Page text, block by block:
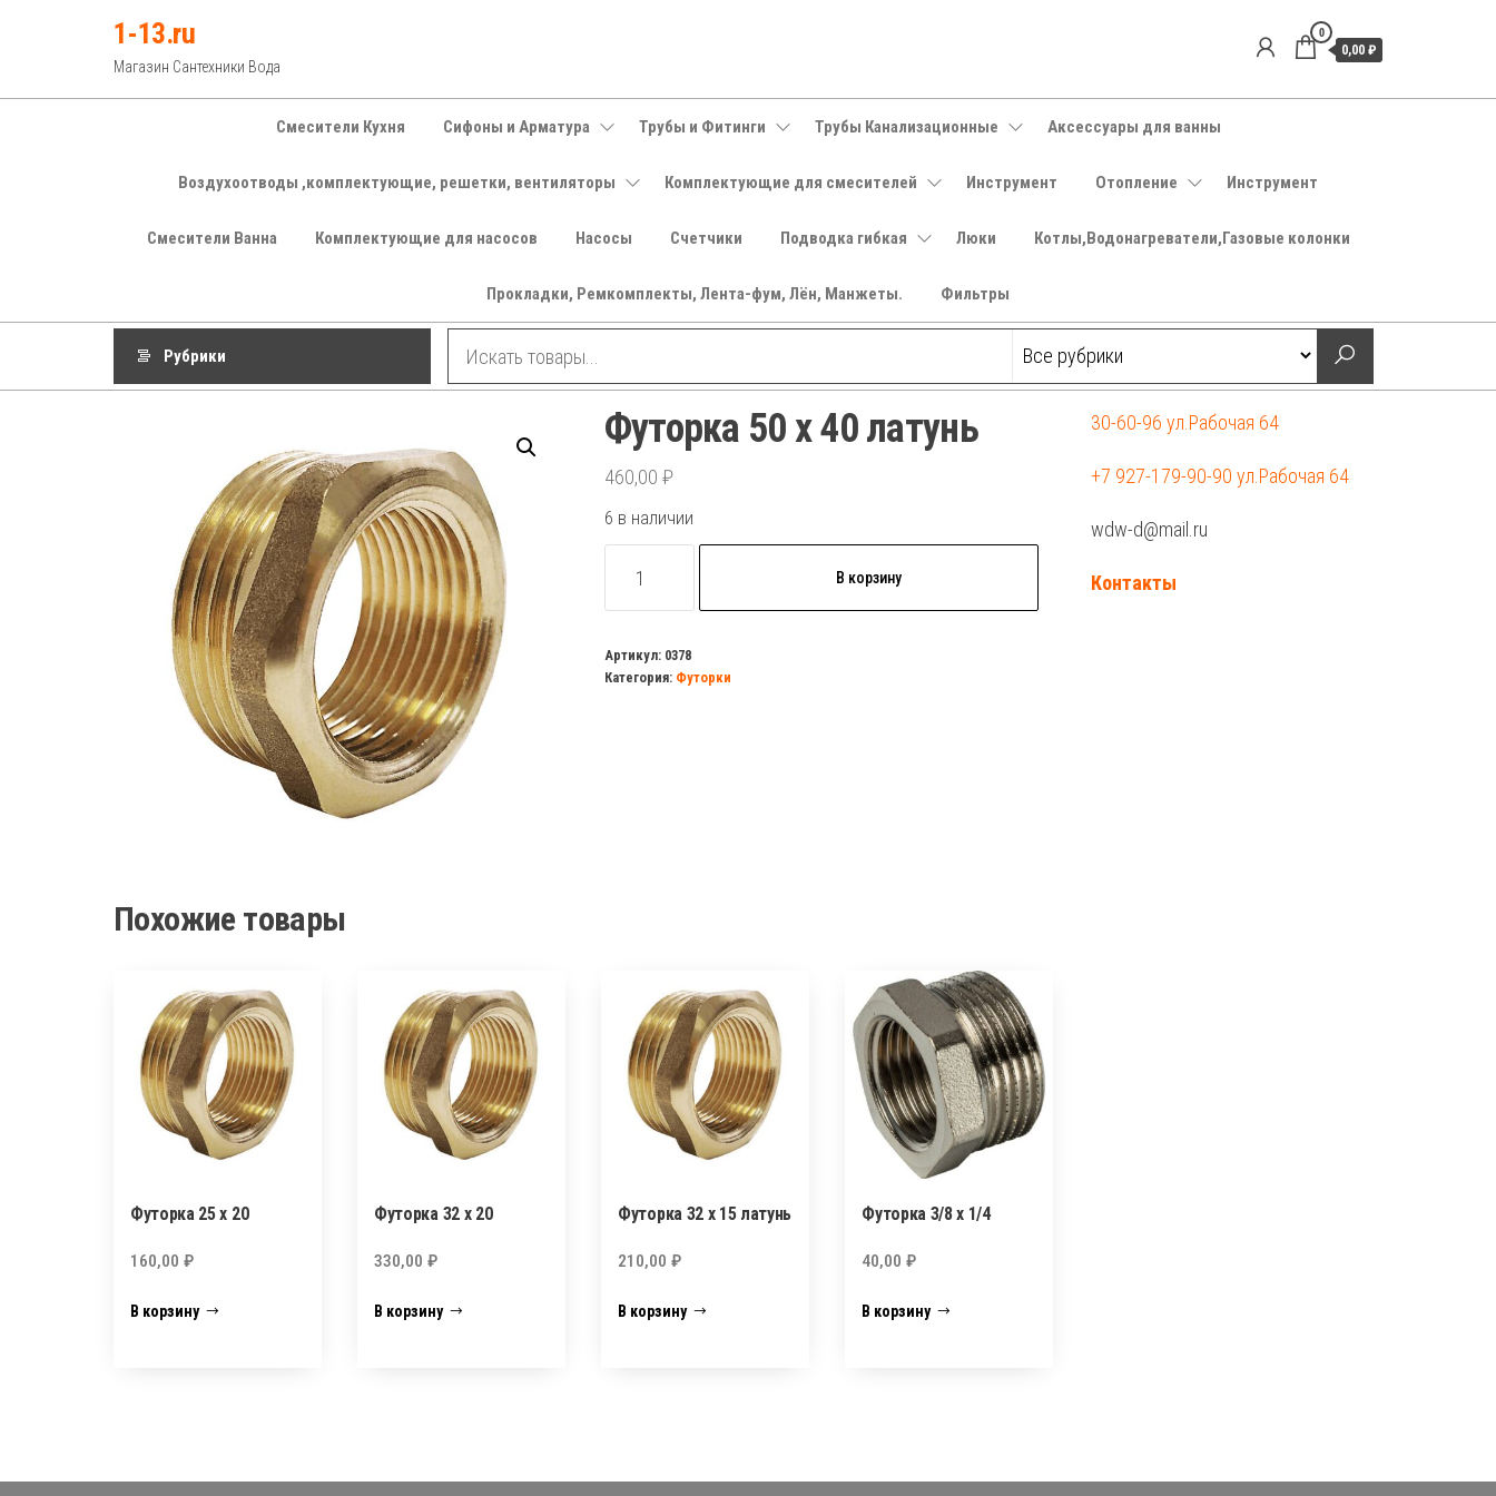
1-13.ru
Магазин Сантехники Вода
0
0,00 ₽
Смесители Кухня Сифоны и Арматура Трубы и Фитинги Трубы Канализационные Аксессуары для ванны
Воздухоотводы ,комплектующие, решетки, вентиляторы Комплектующие для смесителей Инструмент Отопление Инструмент
Смесители Ванна Комплектующие для насосов Насосы Счетчики Подводка гибкая Люки Котлы,Водонагреватели,Газовые колонки
Прокладки, Ремкомплекты, Лента-фум, Лён, Манжеты. Фильтры
Рубрики
Футорка 50 х 40 латунь
460,00 ₽
6 в наличии
товара
50
х
В корзину
Артикул: 0378
Категория: Футорки
Похожие товары
Футорка 25 х 20
160,00 ₽
В корзину
Футорка 32 х 20
330,00₽
В корзину
Футорка 32 х 15 латунь
210,00₽
В корзину
Футорка 3/8 х 1/4
40,00₽
В корзину
30-60-96 ул.Рабочая 64
+7 927-179-90-90 ул.Рабочая 64
wdw-d@mail.ru
Контакты